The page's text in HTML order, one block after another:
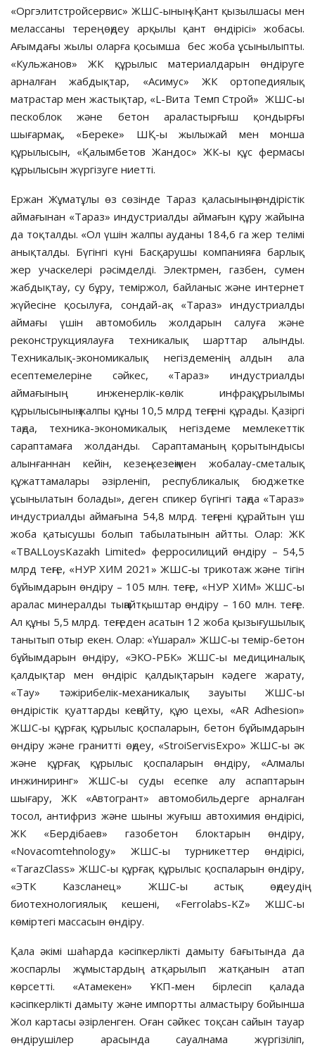
«Оргэлитстройсервис» ЖШС-ының «Қант қызылшасы мен
мелассаны терең өңдеу арқылы қант өндірісі» жобасы.
Ағымдағы жылы оларға қосымша бес жоба ұсынылыпты.
«Кульжанов» ЖК құрылыс материалдарын өндіруге
арналған жабдықтар, «Асимус» ЖК ортопедиялық
матрастар мен жастықтар, «L-Вита Темп Строй» ЖШС-ы
пескоблок және бетон араластырғыш қондырғы
шығармақ, «Береке» ШҚ-ы жылыжай мен монша
құрылысын, «Қалымбетов Жандос» ЖК-ы құс фермасы
құрылысын жүргізуге ниетті.
Ержан Жұматұлы өз сөзінде Тараз қаласының өндірістік
аймағынан «Тараз» индустриалды аймағын құру жайына
да тоқталды. «Ол үшін жалпы ауданы 184,6 га жер телімі
анықталды. Бүгінгі күні Басқарушы компанияға барлық
жер учаскелері рәсімделді. Электрмен, газбен, сумен
жабдықтау, су бұру, теміржол, байланыс және интернет
жүйесіне қосылуға, сондай-ақ «Тараз» индустриалды
аймағы үшін автомобиль жолдарын салуға және
реконструкциялауға техникалық шарттар алынды.
Техникалық-экономикалық негіздеменің алдын ала
есептемелеріне сәйкес, «Тараз» индустриалды
аймағының инженерлік-көлік инфрақұрылымы
құрылысының жалпы құны 10,5 млрд теңгені құрады. Қазіргі
таңда, техника-экономикалық негіздеме мемлекеттік
сараптамаға жолданды. Сараптаманың қорытындысы
алынғаннан кейін, кезең-кезеңімен жобалау-сметалық
құжаттамалары әзірленіп, республикалық бюджетке
ұсынылатын болады», деген спикер бүгінгі таңда «Тараз»
индустриалды аймағына 54,8 млрд. теңгені құрайтын үш
жоба қатысушы болып табылатынын айтты. Олар: ЖК
«TBALLoysKazakh Limited» ферросилиций өндіру – 54,5
млрд теңге, «НУР ХИМ 2021» ЖШС-ы трикотаж және тігін
бұйымдарын өндіру – 105 млн. теңге, «НУР ХИМ» ЖШС-ы
аралас минералды тыңайтқыштар өндіру – 160 млн. теңге.
Ал құны 5,5 млрд. теңгеден асатын 12 жоба қызығушылық
танытып отыр екен. Олар: «Үшарал» ЖШС-ы темір-бетон
бұйымдарын өндіру, «ЭКО-РБК» ЖШС-ы медициналық
қалдықтар мен өндіріс қалдықтарын кәдеге жарату,
«Тау» тәжірибелік-механикалық зауыты ЖШС-ы
өндірістік қуаттарды кеңейту, құю цехы, «AR Adhesion»
ЖШС-ы құрғақ құрылыс қоспаларын, бетон бұйымдарын
өндіру және гранитті өңдеу, «StroiServisExpo» ЖШС-ы әк
және құрғақ құрылыс қоспаларын өндіру, «Алмалы
инжиниринг» ЖШС-ы суды есепке алу аспаптарын
шығару, ЖК «Автогрант» автомобильдерге арналған
тосол, антифриз және шыны жуғыш автохимия өндірісі,
ЖК «Бердібаев» газобетон блоктарын өндіру,
«Novacomtehnology» ЖШС-ы турникеттер өндірісі,
«TarazClass» ЖШС-ы құрғақ құрылыс қоспаларын өндіру,
«ЭТК Казсланец» ЖШС-ы астық өңдеудің
биотехнологиялық кешені, «Ferrolabs-KZ» ЖШС-ы
көміртегі массасын өндіру.
Қала әкімі шаһарда кәсіпкерлікті дамыту бағытында да
жоспарлы жұмыстардың атқарылып жатқанын атап
көрсетті. «Атамекен» ҰКП-мен бірлесіп қалада
кәсіпкерлікті дамыту және импортты алмастыру бойынша
Жол картасы әзірленген. Оған сәйкес тоқсан сайын тауар
өндірушілер арасында сауалнама жүргізіліп,